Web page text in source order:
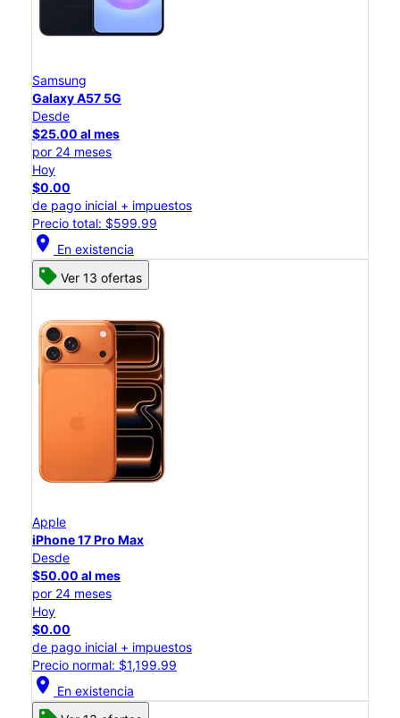
Samsung
Galaxy A57 5G
Desde
$25.00 al mes
por 24 meses
Hoy
$0.00
de pago inicial + impuestos
Precio total: $599.99
location_on En existencia
Ver 13 ofertas
Apple
iPhone 17 Pro Max
Desde
$50.00 al mes
por 24 meses
Hoy
$0.00
de pago inicial + impuestos
Precio normal: $1,199.99
location_on En existencia